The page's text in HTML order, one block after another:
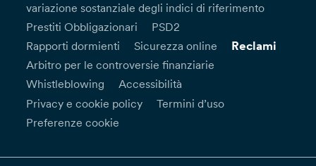
variazione sostanziale degli indici di riferimento
Prestiti Obbligazionari
PSD2
Rapporti dormienti
Sicurezza online Reclami
Arbitro per le controversie finanziarie
Whistleblowing
Accessibilità
Privacy e cookie policy
Termini d’uso
Preferenze cookie